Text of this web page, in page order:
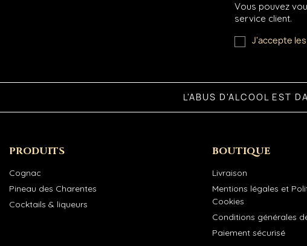
Vous pouvez
service client.
J'accepte
L'ABUS D'ALCOOL EST
PRODUITS
Cognac
Pineau des Charentes
Cocktails & liqueurs
BOUTIQUE
Livraison
Mentions légales et
Cookies
Conditions générales
Paiement sécurisé